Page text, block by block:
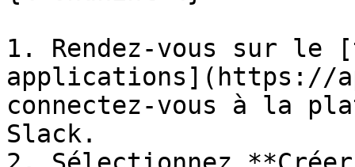
1. Rendez-vous sur le
applications](https://
connectez-vous à la
Slack.